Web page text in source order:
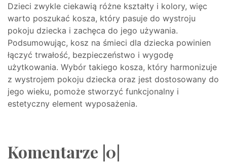
Dzieci zwykle ciekawią różne kształty i kolory, więc
warto poszukać kosza, który pasuje do wystroju
pokoju dziecka i zachęca do jego używania.
Podsumowując, kosz na śmieci dla dziecka powinien
łączyć trwałość, bezpieczeństwo i wygodę
użytkowania. Wybór takiego kosza, który harmonizuje
z wystrojem pokoju dziecka oraz jest dostosowany do
jego wieku, pomoże stworzyć funkcjonalny i
estetyczny element wyposażenia.
Komentarze |0|